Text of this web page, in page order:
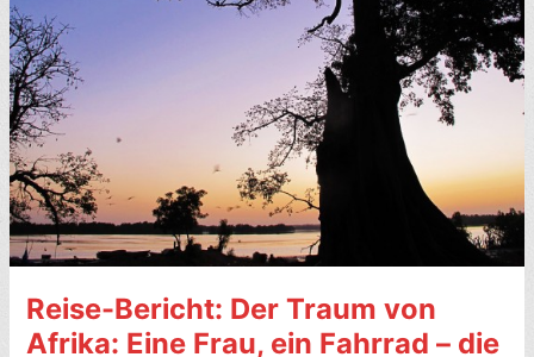
meines
Onkels
Cash
Daddy,
von
Adaobi
Tricia
Nwaubani
(2009)
mit
Video
Reise-Bericht: Der Traum von
Afrika: Eine Frau, ein Fahrrad – die